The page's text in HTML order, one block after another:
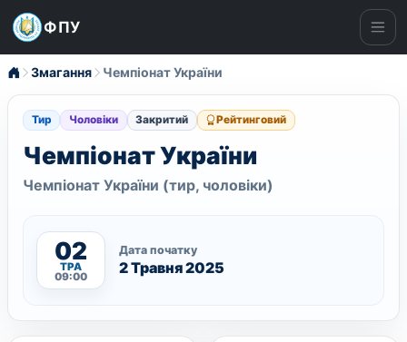
ФПУ
Змагання Чемпіонат України
Тир Чоловіки Закритий Рейтинговий
Чемпіонат України
Чемпіонат України (тир, чоловіки)
02
ТРА
09:00
Дата початку
2 Травня 2025